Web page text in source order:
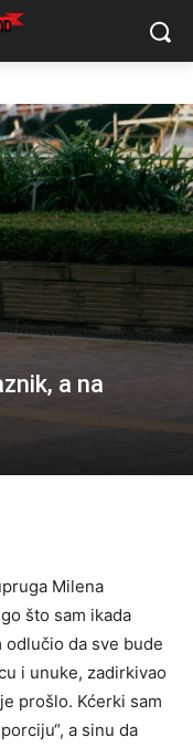
a na
Milena
što sam ikada
odlučio da sve bude
i unuke, zadirkivao
prošlo. Kćerki sam
a sinu da